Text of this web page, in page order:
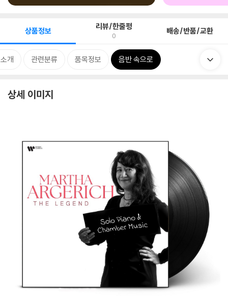
상품정보 리뷰/한줄평
0 배송/반품/교환
개 관련분류 품목정보 음반 속으로
상세 이미지